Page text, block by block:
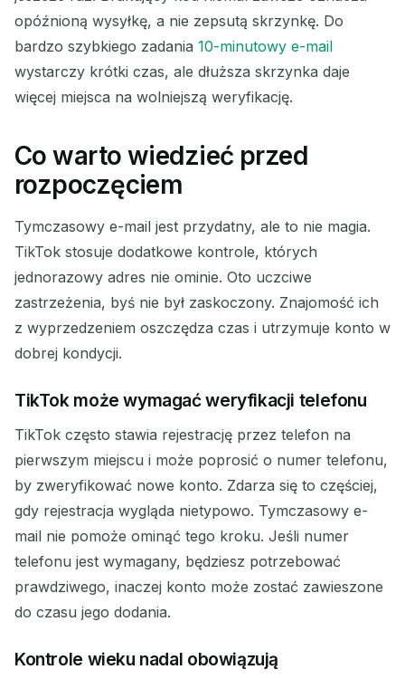
opóźnioną wysyłkę, a nie zepsutą skrzynkę. Do
bardzo szybkiego zadania 10-minutowy e-mail
wystarczy krótki czas, ale dłuższa skrzynka daje
więcej miejsca na wolniejszą weryfikację.
Co warto wiedzieć przed
rozpoczęciem
Tymczasowy e-mail jest przydatny, ale to nie magia.
TikTok stosuje dodatkowe kontrole, których
jednorazowy adres nie ominie. Oto uczciwe
zastrzeżenia, byś nie był zaskoczony. Znajomość ich
z wyprzedzeniem oszczędza czas i utrzymuje konto w
dobrej kondycji.
TikTok może wymagać weryfikacji telefonu
TikTok często stawia rejestrację przez telefon na
pierwszym miejscu i może poprosić o numer telefonu,
by zweryfikować nowe konto. Zdarza się to częściej,
gdy rejestracja wygląda nietypowo. Tymczasowy e-
mail nie pomoże ominąć tego kroku. Jeśli numer
telefonu jest wymagany, będziesz potrzebować
prawdziwego, inaczej konto może zostać zawieszone
do czasu jego dodania.
Kontrole wieku nadal obowiązują